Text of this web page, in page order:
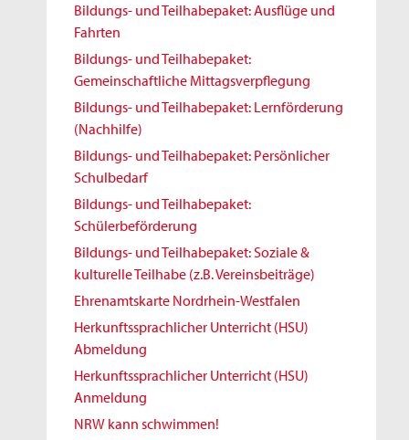
Bildungs- und Teilhabepaket: Ausflüge und
Fahrten
Bildungs- und Teilhabepaket:
Gemeinschaftliche Mittagsverpflegung
Bildungs- und Teilhabepaket: Lernförderung
(Nachhilfe)
Bildungs- und Teilhabepaket: Persönlicher
Schulbedarf
Bildungs- und Teilhabepaket:
Schülerbeförderung
Bildungs- und Teilhabepaket: Soziale &
kulturelle Teilhabe (z.B. Vereinsbeiträge)
Ehrenamtskarte Nordrhein-Westfalen
Herkunftssprachlicher Unterricht (HSU)
Abmeldung
Herkunftssprachlicher Unterricht (HSU)
Anmeldung
NRW kann schwimmen!